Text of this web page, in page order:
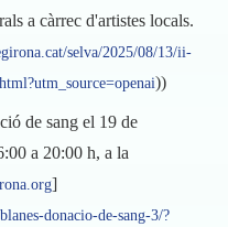
a càrrec d'artistes locals.
selva/2025/08/13/ii-
))
de sang el 19 de
a 20:00 h, a la
]
donacio-de-sang-3/?